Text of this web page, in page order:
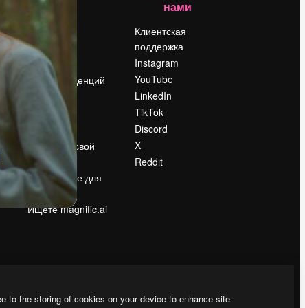
О нас
Reviews
Вакансии
Поиск тенденций
События
Slidesgo
Продайте свой
контент
Помещение для
прессы
Ищете magnific.ai
нами
Клиентская
поддержка
Instagram
YouTube
LinkedIn
TikTok
Discord
X
Reddit
to the storing of cookies on your device to enhance site